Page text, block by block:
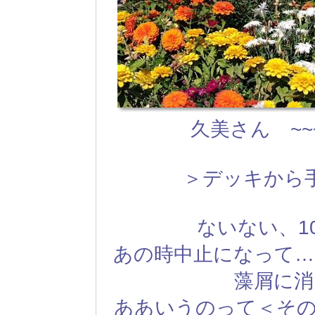
久美さん
＞デッキから
ないない、
あの時中止になって
藻屑に
ああいうのって＜そ